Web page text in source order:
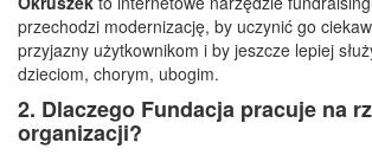
przechodzi modernizację, by uczynić go
przyjazny użytkownikom i by jeszcze lepiej
dzieciom, chorym, ubogim.
2. Dlaczego Fundacja pracuje na
organizacji?